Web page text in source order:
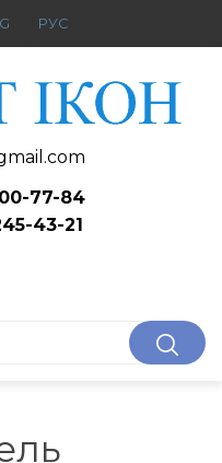
РУС
77-84
43-21